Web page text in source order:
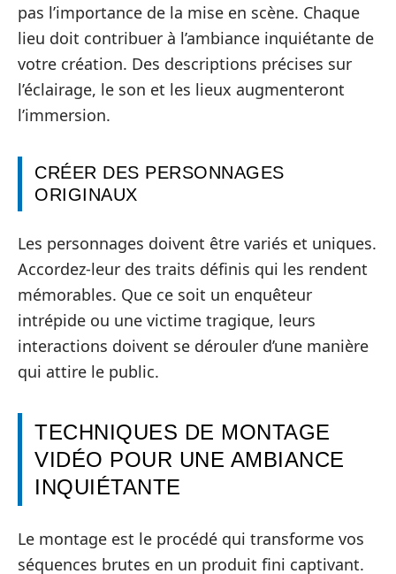
pas l’importance de la mise en scène. Chaque
lieu doit contribuer à l’ambiance inquiétante de
votre création. Des descriptions précises sur
l’éclairage, le son et les lieux augmenteront
l’immersion.
CRÉER DES PERSONNAGES
ORIGINAUX
Les personnages doivent être variés et uniques.
Accordez-leur des traits définis qui les rendent
mémorables. Que ce soit un enquêteur
intrépide ou une victime tragique, leurs
interactions doivent se dérouler d’une manière
qui attire le public.
TECHNIQUES DE MONTAGE
VIDÉO POUR UNE AMBIANCE
INQUIÉTANTE
Le montage est le procédé qui transforme vos
séquences brutes en un produit fini captivant.